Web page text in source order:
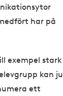
har på
exempel stark
kan ju
ett